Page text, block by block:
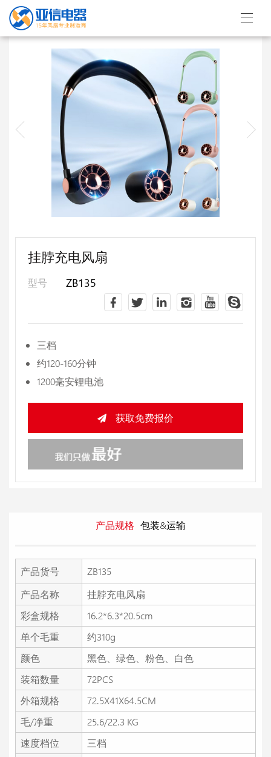
挂脖充电风扇
型号 ZB135
三档
约120-160分钟
1200毫安锂电池
获取免费报价
产品规格 包装&运输
产品货号
ZB135
产品名称
挂脖充电风扇
彩盒规格
16.2*6.3*20.5cm
单个毛重
约310g
颜色
黑色、绿色、粉色、白色
装箱数量
72PCS
外箱规格
72.5X41X64.5CM
毛/净重
25.6/22.3 KG
速度档位
三档